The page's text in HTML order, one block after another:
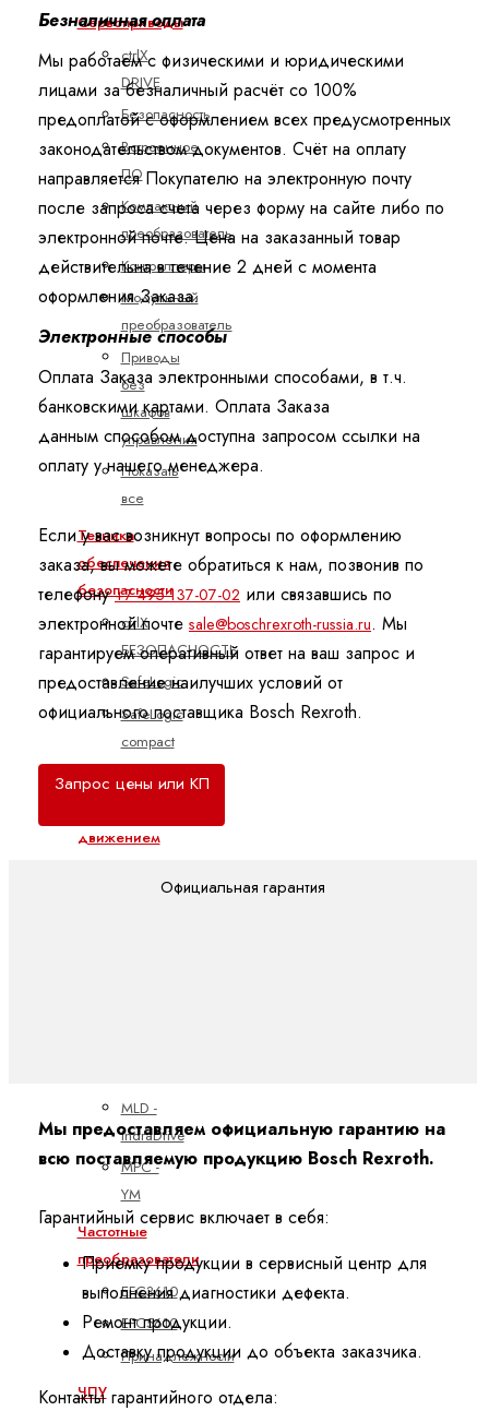
Сервоприводы
ctrlX
DRIVE
Безопасность
Встроенное
ПО
Компактный
преобразователь
Контроллеры
Модульный
преобразователь
Приводы
без
шкафов
управления
Показать
все
Техника
обеспечения
безопасности
ctrlX
БЕЗОПАСНОСТЬ
SafeLogic
SafeLogic
compact
движением
MOTION
MLD -
IndraDrive
MPC -
YM
Частотные
преобразователи
EFC3610
EFC5610
Принадлежности
ЧПУ
Безналичная оплата
Мы работаем с физическими и юридическими
лицами за безналичный расчёт со 100%
предоплатой с оформлением всех предусмотренных
законодательством документов. Счёт на оплату
направляется Покупателю на электронную почту
после запроса счета через форму на сайте либо по
электронной почте. Цена на заказанный товар
действительна в течение 2 дней с момента
оформления Заказа.
Электронные способы
Оплата Заказа электронными способами, в т.ч.
банковскими картами. Оплата Заказа
данным способом доступна запросом ссылки на
оплату у нашего менеджера.
Если у вас возникнут вопросы по оформлению
заказа, вы можете обратиться к нам, позвонив по
телефону+7 495 137-07-02 или связавшись по
электронной почте sale@boschrexroth-russia.ru. Мы
гарантируем оперативный ответ на ваш запрос и
предоставление наилучших условий от
официального поставщика Bosch Rexroth.
Запрос цены или КП
Официальная гарантия
Мы предоставляем официальную гарантию на
всю поставляемую продукцию Bosch Rexroth.
Гарантийный сервис включает в себя:
Приемку продукции в сервисный центр для
выполнения диагностики дефекта.
Ремонт продукции.
Доставку продукции до объекта заказчика.
Контакты гарантийного отдела: